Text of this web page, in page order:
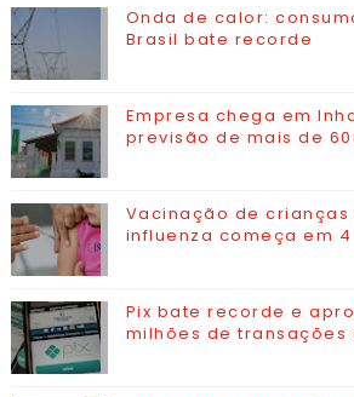
Onda de calor:
Brasil bate recorde
Empresa chega em
previsão de mais de
Vacinação de
influenza começa em
Pix bate recorde e
milhões de transações